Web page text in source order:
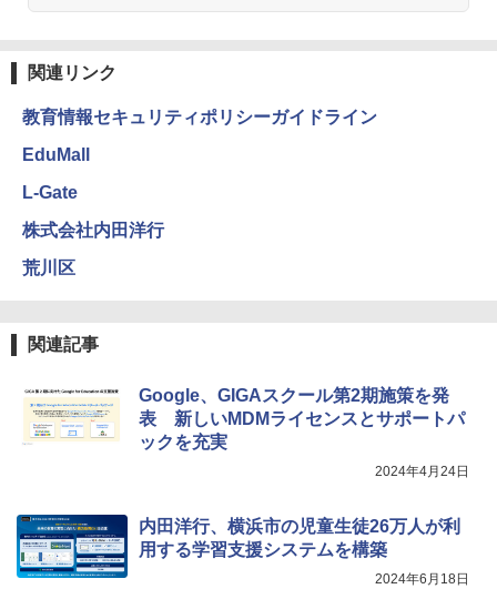
4
つかめ！理科ダマン 12 最強ロボット決
戦！編
5
4
エンジニアリングキット小さなカート -
￥4,722
関連リンク
教育情報セキュリティポリシーガイドライン
EduMall
L-Gate
株式会社内田洋行
荒川区
関連記事
Google、GIGAスクール第2期施策を発
表 新しいMDMライセンスとサポートパ
ックを充実
2024年4月24日
内田洋行、横浜市の児童生徒26万人が利
用する学習支援システムを構築
2024年6月18日